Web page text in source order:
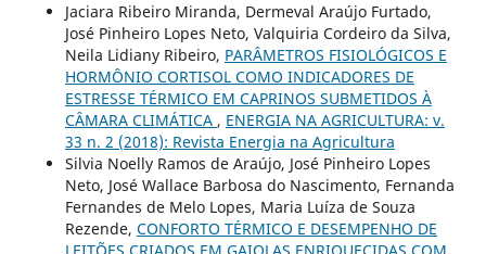
Jaciara Ribeiro Miranda, Dermeval Araújo Furtado,
José Pinheiro Lopes Neto, Valquiria Cordeiro da Silva,
Neila Lidiany Ribeiro, PARÂMETROS FISIOLÓGICOS E
HORMÔNIO CORTISOL COMO INDICADORES DE
ESTRESSE TÉRMICO EM CAPRINOS SUBMETIDOS À
CÂMARA CLIMÁTICA , ENERGIA NA AGRICULTURA: v.
33 n. 2 (2018): Revista Energia na Agricultura
Silvia Noelly Ramos de Araújo, José Pinheiro Lopes
Neto, José Wallace Barbosa do Nascimento, Fernanda
Fernandes de Melo Lopes, Maria Luíza de Souza
Rezende, CONFORTO TÉRMICO E DESEMPENHO DE